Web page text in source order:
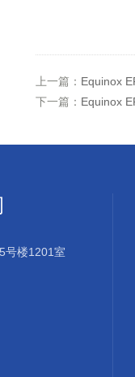
上一篇： Equinox
下一篇： Equinox
号楼1201室